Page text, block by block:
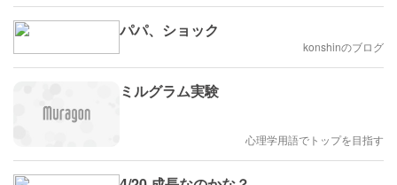
パパ、ショック
konshinのブログ
ミルグラム実験
心理学用語でトップを目指す